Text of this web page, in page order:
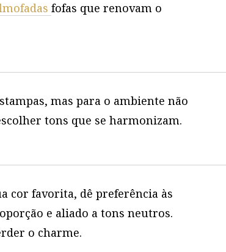
fofas que renovam o
mas para o ambiente não
tons que se harmonizam.
cor favorita, dê preferência às
e aliado a tons neutros.
o charme.